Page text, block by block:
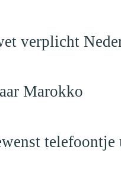
verplicht
Marokko